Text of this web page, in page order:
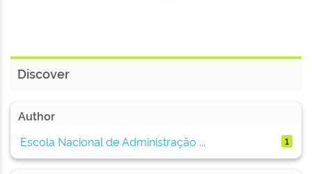
Discover
Author
Escola Nacional de Administração ...
1